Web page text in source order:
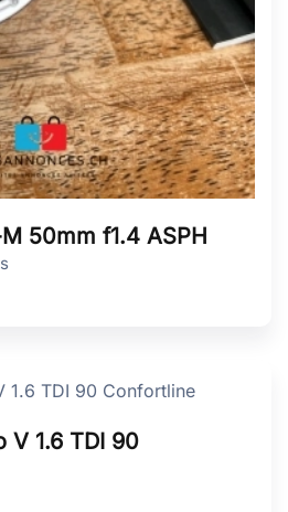
50mm f1.4 ASPH
V 1.6 TDI 90